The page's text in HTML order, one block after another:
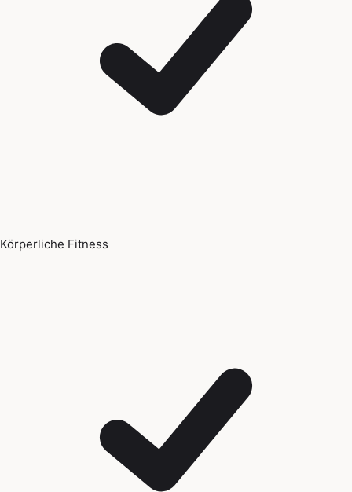
Körperliche Fitness